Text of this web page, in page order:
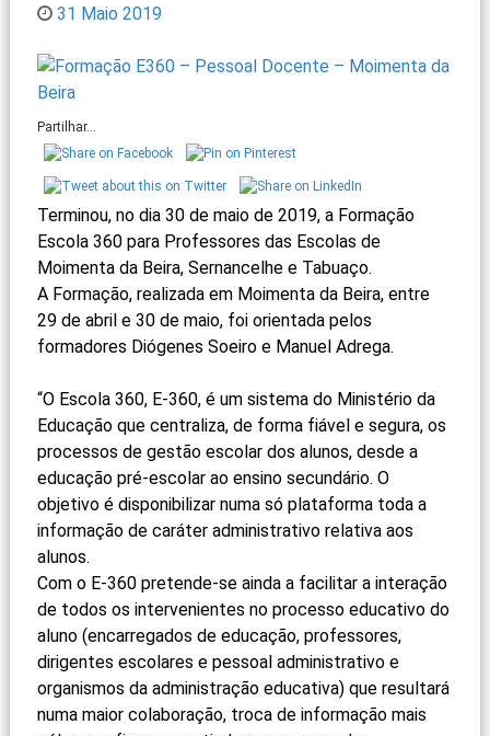
31 Maio 2019
Partilhar...
Terminou, no dia 30 de maio de 2019, a Formação
Escola 360 para Professores das Escolas de
Moimenta da Beira, Sernancelhe e Tabuaço.
A Formação, realizada em Moimenta da Beira, entre
29 de abril e 30 de maio, foi orientada pelos
formadores Diógenes Soeiro e Manuel Adrega.
“O Escola 360, E-360, é um sistema do Ministério da
Educação que centraliza, de forma fiável e segura, os
processos de gestão escolar dos alunos, desde a
educação pré-escolar ao ensino secundário. O
objetivo é disponibilizar numa só plataforma toda a
informação de caráter administrativo relativa aos
alunos.
Com o E-360 pretende-se ainda a facilitar a interação
de todos os intervenientes no processo educativo do
aluno (encarregados de educação, professores,
dirigentes escolares e pessoal administrativo e
organismos da administração educativa) que resultará
numa maior colaboração, troca de informação mais